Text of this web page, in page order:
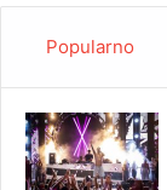
Popularno